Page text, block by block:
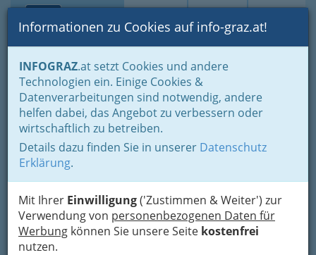
Suche Login Toggle
Informationen zu Cookies auf info-graz.at!
INFOGRAZ.at setzt Cookies und andere
Technologien ein. Einige Cookies &
Datenverarbeitungen sind notwendig, andere
helfen dabei, das Angebot zu verbessern oder
wirtschaftlich zu betreiben.
Details dazu finden Sie in unserer Datenschutz
Erklärung.
Mit Ihrer Einwilligung('Zustimmen & Weiter') zur
Verwendung von personenbezogenen Daten für
Werbung können Sie unsere Seite kostenfrei
nutzen.
Home Branchen
Bildung & Weiterbildung
Allgemeinbildende Höhere Schulen Graz - AHS Graz
BG und BRG
Lichtenfelsgasse
Lichtenfelsgasse 15, 8010 Graz
+43 316 321 226 - 0
+43 316 321 226 - 11